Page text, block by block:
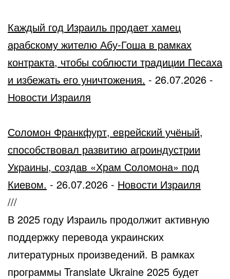
Каждый год Израиль продает хамец
арабскому жителю Абу-Гоша в рамках
контракта, чтобы соблюсти традиции Песаха
и избежать его уничтожения. - 26.07.2026 -
Новости Израиля
Соломон Франкфурт, еврейский учёный,
способствовал развитию агроиндустрии
Украины, создав «Храм Соломона» под
Киевом. - 26.07.2026 - Новости Израиля
///
В 2025 году Израиль продолжит активную
поддержку перевода украинских
литературных произведений. В рамках
программы Translate Ukraine 2025 будет